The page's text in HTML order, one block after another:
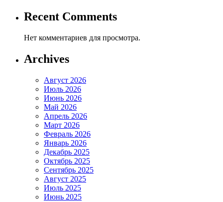
Recent Comments
Нет комментариев для просмотра.
Archives
Август 2026
Июль 2026
Июнь 2026
Май 2026
Апрель 2026
Март 2026
Февраль 2026
Январь 2026
Декабрь 2025
Октябрь 2025
Сентябрь 2025
Август 2025
Июль 2025
Июнь 2025